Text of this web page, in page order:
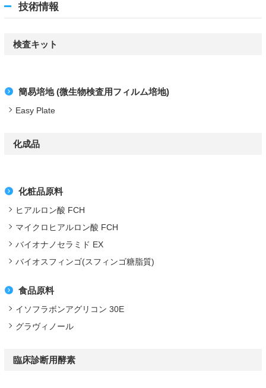
技術情報
検査キット
簡易培地 (微生物検査用フィルム培地)
Easy Plate
化成品
化粧品原料
ヒアルロン酸 FCH
マイクロヒアルロン酸 FCH
バイオナノセラミド EX
バイオスフィンゴ(スフィンゴ糖脂質)
食品原料
イソフラボンアグリコン 30E
グラヴィノール
臨床診断用酵素